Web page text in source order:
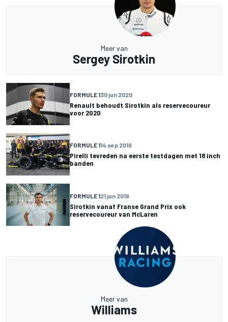
Meer van
Sergey Sirotkin
FORMULE 130 jun 2020
Renault behoudt Sirotkin als reservecoureur
voor 2020
FORMULE 114 sep 2019
Pirelli tevreden na eerste testdagen met 18 inch
banden
FORMULE 121 jun 2019
Sirotkin vanaf Franse Grand Prix ook
reservecoureur van McLaren
Meer van
Williams